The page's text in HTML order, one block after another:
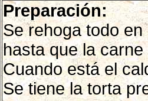
Preparación:
Se rehoga todo
hasta que la
Cuando está el
Se tiene la torta